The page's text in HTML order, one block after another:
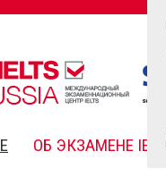
ОБ ЭКЗАМЕНЕ